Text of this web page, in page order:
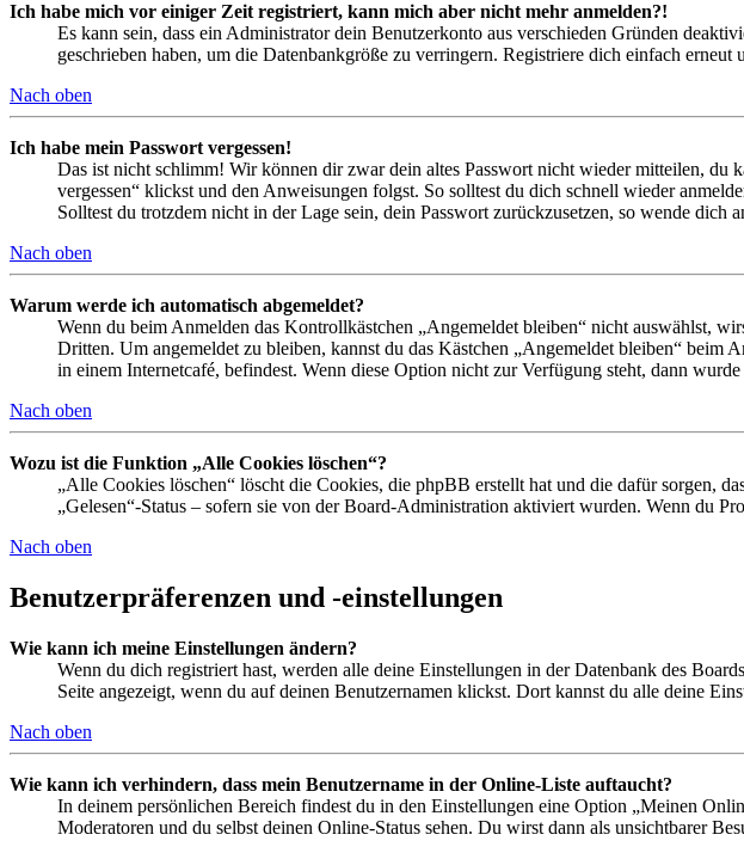
Ich habe mich vor einiger Zeit registriert, kann mich aber nicht mehr anmelden?!
Es kann sein, dass ein Administrator dein Benutzerkonto aus verschieden Gründen
geschrieben haben, um die Datenbankgröße zu verringern. Registriere dich einfach
Nach oben
Ich habe mein Passwort vergessen!
Das ist nicht schlimm! Wir können dir zwar dein altes Passwort nicht wieder mitteilen, du
vergessen“ klickst und den Anweisungen folgst. So solltest du dich schnell wieder
Solltest du trotzdem nicht in der Lage sein, dein Passwort zurückzusetzen, so wende dich
Nach oben
Warum werde ich automatisch abgemeldet?
Wenn du beim Anmelden das Kontrollkästchen „Angemeldet bleiben“ nicht auswählst,
Dritten. Um angemeldet zu bleiben, kannst du das Kästchen „Angemeldet bleiben“
in einem Internetcafé, befindest. Wenn diese Option nicht zur Verfügung steht, dann
Nach oben
Wozu ist die Funktion „Alle Cookies löschen“?
„Alle Cookies löschen“ löscht die Cookies, die phpBB erstellt hat und die dafür sorgen,
„Gelesen“-Status – sofern sie von der Board-Administration aktiviert wurden. Wenn du
Nach oben
Benutzerpräferenzen und -einstellungen
Wie kann ich meine Einstellungen ändern?
Wenn du dich registriert hast, werden alle deine Einstellungen in der Datenbank des
Seite angezeigt, wenn du auf deinen Benutzernamen klickst. Dort kannst du alle deine
Nach oben
Wie kann ich verhindern, dass mein Benutzername in der Online-Liste auftaucht?
In deinem persönlichen Bereich findest du in den Einstellungen eine Option „Meinen
Moderatoren und du selbst deinen Online-Status sehen. Du wirst dann als unsichtbarer